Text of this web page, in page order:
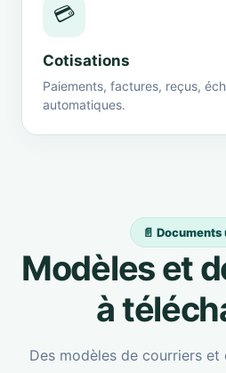
💳
Cotisations
Paiements, factures, reçus,
automatiques.
📄
Modèles et
à
Des modèles de courriers